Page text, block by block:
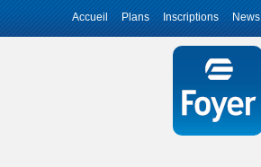
Accueil Plans Inscriptions News